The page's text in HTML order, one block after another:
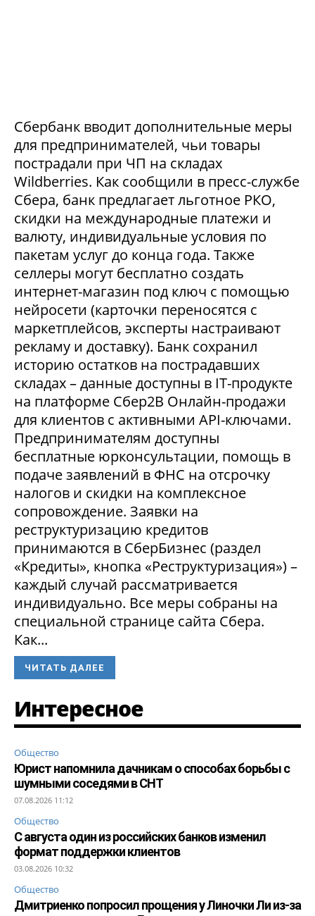
Сбербанк вводит дополнительные меры
для предпринимателей, чьи товары
пострадали при ЧП на складах
Wildberries. Как сообщили в пресс-службе
Сбера, банк предлагает льготное РКО,
скидки на международные платежи и
валюту, индивидуальные условия по
пакетам услуг до конца года. Также
селлеры могут бесплатно создать
интернет-магазин под ключ с помощью
нейросети (карточки переносятся с
маркетплейсов, эксперты настраивают
рекламу и доставку). Банк сохранил
историю остатков на пострадавших
складах – данные доступны в IT-продукте
на платформе Сбер2В Онлайн-продажи
для клиентов с активными API-ключами.
Предпринимателям доступны
бесплатные юрконсультации, помощь в
подаче заявлений в ФНС на отсрочку
налогов и скидки на комплексное
сопровождение. Заявки на
реструктуризацию кредитов
принимаются в СберБизнес (раздел
«Кредиты», кнопка «Реструктуризация») –
каждый случай рассматривается
индивидуально. Все меры собраны на
специальной странице сайта Сбера.
Как...
ЧИТАТЬ ДАЛЕЕ
Интересное
Общество
Юрист напомнила дачникам о способах борьбы с
шумными соседями в СНТ
07.08.2026 11:12
Общество
С августа один из российских банков изменил
формат поддержки клиентов
03.08.2026 10:32
Общество
Дмитриенко попросил прощения у Линочки Ли из-за